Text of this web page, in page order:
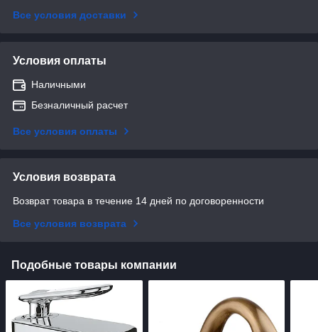
Все условия доставки
Условия оплаты
Наличными
Безналичный расчет
Все условия оплаты
Условия возврата
Возврат товара в течение 14 дней по договоренности
Все условия возврата
Подобные товары компании